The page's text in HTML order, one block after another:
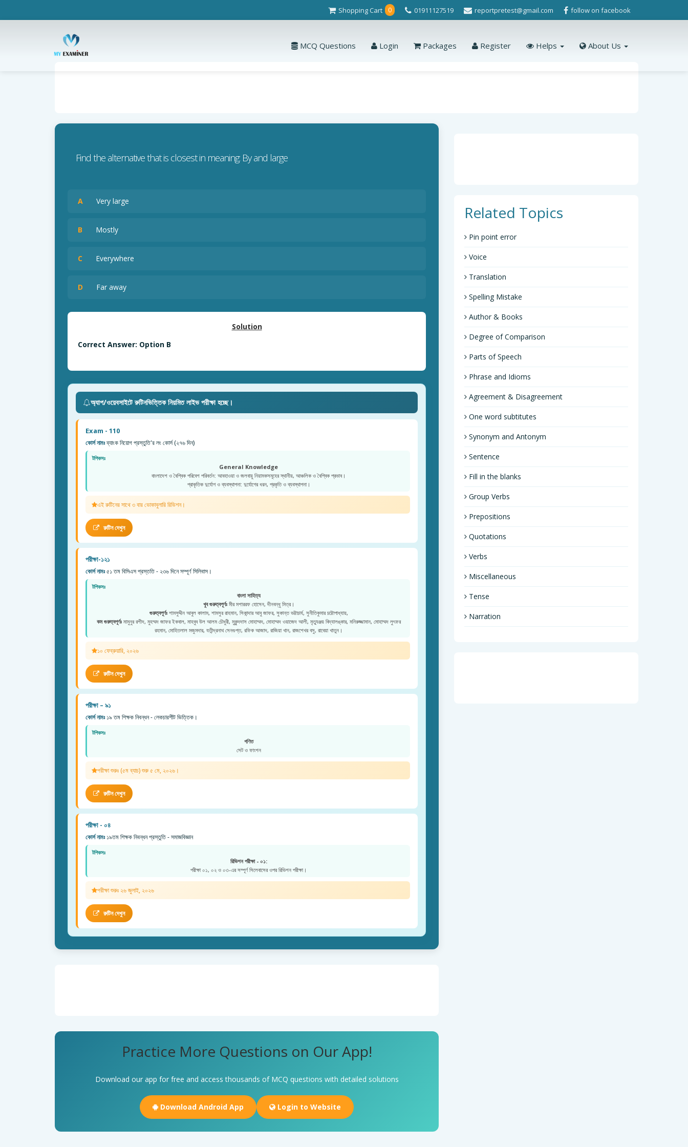
Shopping Cart 0 01911127519 reportpretest@gmail.com follow on facebook
MCQ Questions Login Packages Register Helps About Us
Find the alternative that is closest in meaning: By and large
A Very large
B Mostly
C Everywhere
D Far away
Solution
Correct Answer: Option B
অ্যাপ/ওয়েবসাইটে রুটিনভিত্তিক নিয়মিত লাইভ পরীক্ষা হচ্ছে।
Exam - 110
কোর্স নামঃব্যাংক নিয়োগ প্রস্তুতি'র লং কোর্স (২৭৬ দিন)
টপিকসঃ
General Knowledge
বাংলাদেশ ও বৈশ্বিক পরিবেশ পরিবর্তন: আবহাওয়া ও জলবায়ু নিয়ামকসমূহের স্থানীয়, আঞ্চলিক ও বৈশ্বিক প্রভাব।
প্রাকৃতিক দুর্যোগ ও ব্যবস্থাপনা: দুর্যোগের ধরন, প্রকৃতি ও ব্যবস্থাপনা।
এই রুটিনের সাথে ৩ বার ভোকাবুলারি রিভিশন।
রুটিন দেখুন
পরীক্ষা-১২১
কোর্স নামঃ৫১ তম বিসিএস প্রস্ততি - ২৩৬ দিনে সম্পূর্ণ সিলিবাস।
টপিকসঃ
বাংলা সাহিত্য
খুব গুরুত্বপূর্ণঃমীর মশাররফ হোসেন, দীনবন্ধু মিত্র।
গুরুত্বপূর্ণঃশামসুদ্দীন আবুল কালাম, শামসুর রাহমান, সিকান্দার আবু জাফর, সুকান্ত ভট্টাচার্য, সুনীতিকুমার চট্টোপাধ্যায়,
কম গুরুত্বপূর্ণঃমামুনুর রশীদ, মুহম্মদ জাফর ইকবাল, মাহবুব উল আলম চৌধুরী, মুকুন্দদাস মোহাম্মদ, মোহাম্মদ ওয়াজেদ আলী, মৃত্যুঞ্জয় বিদ্যালঙ্কার, মনিরুজ্জামান, মোহাম্মদ লুৎফর
রহমান, মোহিতলাল মজুমদার, যতীন্দ্রনাথ সেনগুপ্ত, রফিক আজাদ, রাজিয়া খান, রাজশেখর বসু, রাবেয়া খাতুন।
১০ ফেব্রুয়ারি, ২০২৬
রুটিন দেখুন
পরীক্ষা – ৯১
কোর্স নামঃ১৯ তম শিক্ষক নিবন্ধন - লেকচারশীট ভিত্তিক।
টপিকসঃ
গণিত
সেট ও ফাংশন
পরীক্ষা শুরুঃ (৫ম ব্যাচ) শুরু ৫ মে, ২০২৬।
রুটিন দেখুন
পরীক্ষা - ০৪
কোর্স নামঃ১৯তম শিক্ষক নিবন্ধন প্রস্তুতি - সমাজবিজ্ঞান
টপিকসঃ
রিভিশন পরীক্ষা - ০১:
পরীক্ষা ০১, ০২ ও ০৩-এর সম্পূর্ণ সিলেবাসের ওপর রিভিশন পরীক্ষা।
পরীক্ষা শুরুঃ ২৬ জুলাই, ২০২৬
রুটিন দেখুন
Practice More Questions on Our App!
Download our app for free and access thousands of MCQ questions with detailed solutions
Download Android App Login to Website
Related Topics
Pin point error
Voice
Translation
Spelling Mistake
Author & Books
Degree of Comparison
Parts of Speech
Phrase and Idioms
Agreement & Disagreement
One word subtitutes
Synonym and Antonym
Sentence
Fill in the blanks
Group Verbs
Prepositions
Quotations
Verbs
Miscellaneous
Tense
Narration